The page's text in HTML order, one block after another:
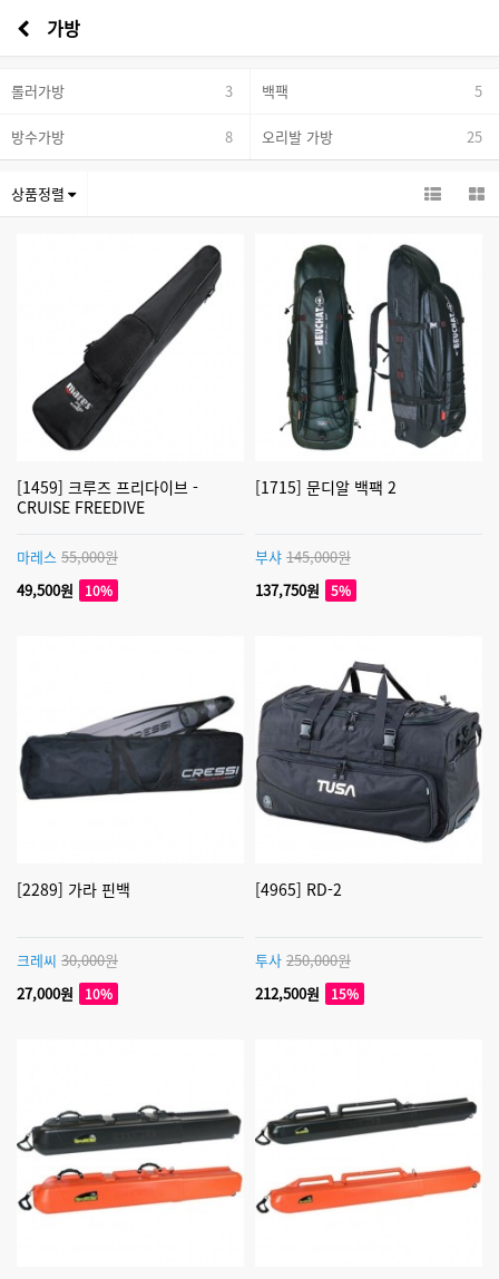
가방
롤러가방 3 백팩 5
방수가방 8 오리발 가방 25
상품정렬
[1459] 크루즈 프리다이브 -
CRUISE FREEDIVE
마레스 55,000원
49,500원
10%
[1715] 문디알 백팩 2
부샤 145,000원
137,750원
5%
[2289] 가라 핀백
크레씨 30,000원
27,000원
10%
[4965] RD-2
투사 250,000원
212,500원
15%